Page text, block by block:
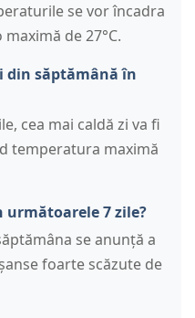
se vor încadra
de 27°C.
din săptămână în
cea mai caldă zi va fi
temperatura maximă
următoarele 7 zile?
se anunță a
foarte scăzute de